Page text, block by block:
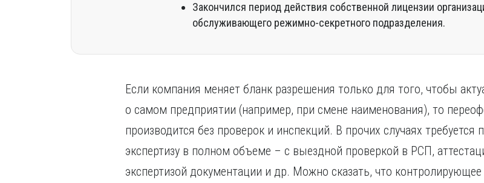
Закончился период действия собственной лицензии
обслуживающего режимно-секретного подразделения.
Если компания меняет бланк разрешения только для того, чтобы
о самом предприятии (например, при смене наименования), то
производится без проверок и инспекций. В прочих случаях
экспертизу в полном объеме – с выездной проверкой в РСП,
экспертизой документации и др. Можно сказать, что